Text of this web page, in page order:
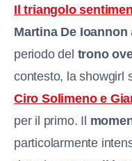
Il triangolo
Martina De Ioannon
periodo del trono
contesto, la showgirl
Ciro Solimeno e
per il primo. Il
particolarmente